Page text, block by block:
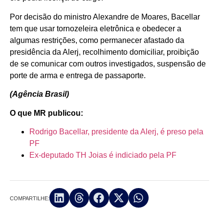
Por decisão do ministro Alexandre de Moares, Bacellar
tem que usar tornozeleira eletrônica e obedecer a
algumas restrições, como permanecer afastado da
presidência da Alerj, recolhimento domiciliar, proibição
de se comunicar com outros investigados, suspensão de
porte de arma e entrega de passaporte.
(Agência Brasil)
O que MR publicou:
Rodrigo Bacellar, presidente da Alerj, é preso pela
PF
Ex-deputado TH Joias é indiciado pela PF
COMPARTILHE: